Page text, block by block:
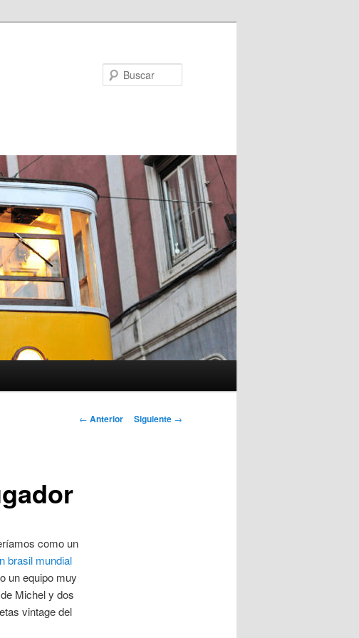
Navegación
← Anterior Siguiente →
como un
brasil mundial
un equipo muy
Michel y dos
vintage del